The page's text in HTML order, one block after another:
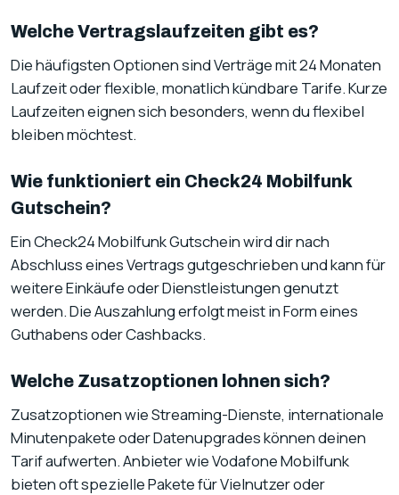
Welche Vertragslaufzeiten gibt es?
Die häufigsten Optionen sind Verträge mit 24 Monaten
Laufzeit oder flexible, monatlich kündbare Tarife. Kurze
Laufzeiten eignen sich besonders, wenn du flexibel
bleiben möchtest.
Wie funktioniert ein Check24 Mobilfunk
Gutschein?
Ein Check24 Mobilfunk Gutschein wird dir nach
Abschluss eines Vertrags gutgeschrieben und kann für
weitere Einkäufe oder Dienstleistungen genutzt
werden. Die Auszahlung erfolgt meist in Form eines
Guthabens oder Cashbacks.
Welche Zusatzoptionen lohnen sich?
Zusatzoptionen wie Streaming-Dienste, internationale
Minutenpakete oder Datenupgrades können deinen
Tarif aufwerten. Anbieter wie Vodafone Mobilfunk
bieten oft spezielle Pakete für Vielnutzer oder